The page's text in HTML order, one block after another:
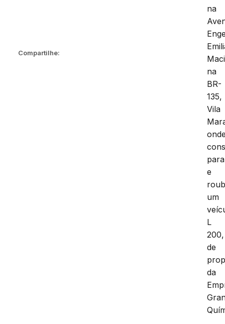
Compartilhe:
na
na
BR-
135,
Vila
e
um
L
200,
de
da